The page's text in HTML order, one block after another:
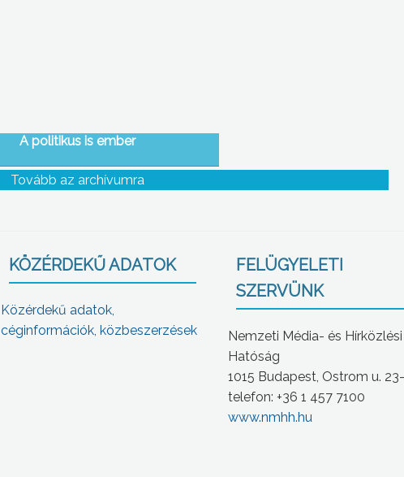
A politikus is ember
Tovább az archívumra
KÖZÉRDEKŰ ADATOK
Közérdekű adatok,
céginformációk, közbeszerzések
FELÜGYELETI
SZERVÜNK
Nemzeti Média- és Hírközlési
Hatóság
1015 Budapest, Ostrom u.
telefon: +36 1 457 7100
www.nmhh.hu